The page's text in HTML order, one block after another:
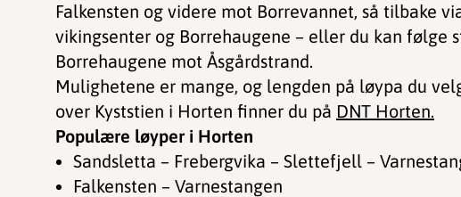
Falkensten og videre mot Borrevannet, så tilbake
vikingsenter og Borrehaugene – eller du kan følge
Borrehaugene mot Åsgårdstrand.
Mulighetene er mange, og lengden på løypa du
over Kyststien i Horten finner du på DNT Horten.
Populære løyper i Horten
Sandsletta – Frebergvika – Slettefjell –
Falkensten – Varnestangen